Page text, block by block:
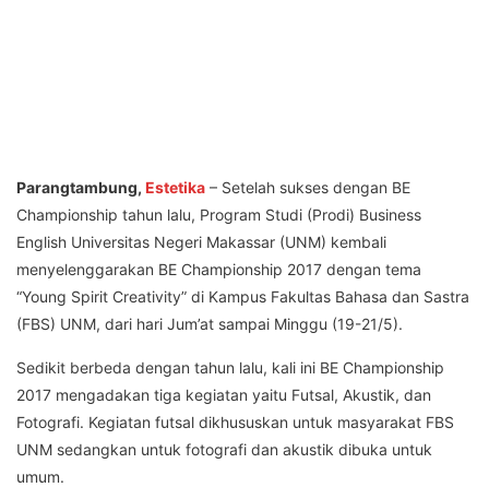
Parangtambung, Estetika – Setelah sukses dengan BE
Championship tahun lalu, Program Studi (Prodi) Business
English Universitas Negeri Makassar (UNM) kembali
menyelenggarakan BE Championship 2017 dengan tema
“Young Spirit Creativity” di Kampus Fakultas Bahasa dan Sastra
(FBS) UNM, dari hari Jum’at sampai Minggu (19-21/5).
Sedikit berbeda dengan tahun lalu, kali ini BE Championship
2017 mengadakan tiga kegiatan yaitu Futsal, Akustik, dan
Fotografi. Kegiatan futsal dikhususkan untuk masyarakat FBS
UNM sedangkan untuk fotografi dan akustik dibuka untuk
umum.